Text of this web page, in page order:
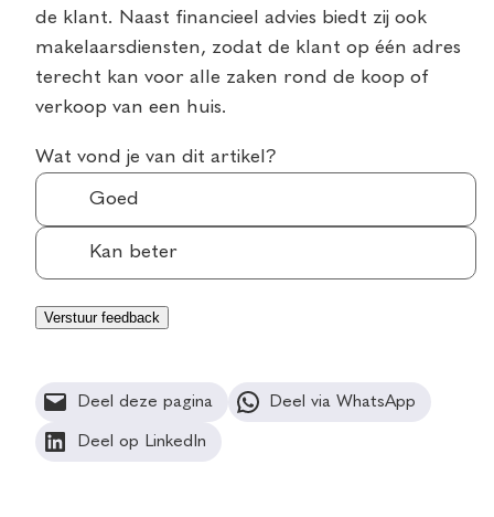
de klant. Naast financieel advies biedt zij ook
makelaarsdiensten, zodat de klant op één adres
terecht kan voor alle zaken rond de koop of
verkoop van een huis.
Wat vond je van dit artikel?
Goed
Kan beter
Deel deze pagina Deel via WhatsApp
Deel op LinkedIn